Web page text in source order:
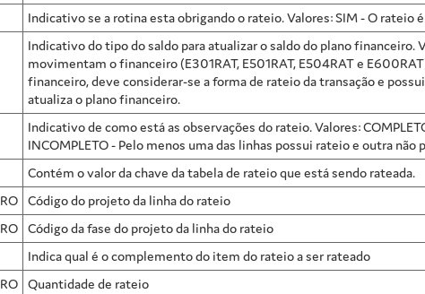
Indicativo se a rotina esta obrigando o rateio. Valores: SIM - O rateio
Indicativo do tipo do saldo para atualizar o saldo do plano financeiro.
movimentam o financeiro (E301RAT, E501RAT, E504RAT e
financeiro, deve considerar-se a forma de rateio da transação e
atualiza o plano financeiro.
Indicativo de como está as observações do rateio. Valores:
INCOMPLETO - Pelo menos uma das linhas possui rateio e outra não
Contém o valor da chave da tabela de rateio que está sendo rateada.
Código do projeto da linha do rateio
Código da fase do projeto da linha do rateio
Indica qual é o complemento do item do rateio a ser rateado
Quantidade de rateio